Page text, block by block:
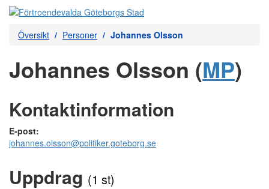
Översikt Personer Johannes Olsson
Johannes Olsson (MP)
Kontaktinformation
E-post:
johannes.olsson@politiker.goteborg.se
Uppdrag (1 st)